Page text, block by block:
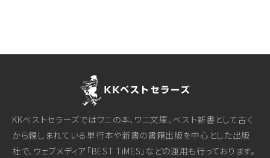
KKベストセラーズではワニの本、ワニ文庫、ベスト新書として古く
から親しまれている単行本や新書の書籍出版を中心とした出版
社で、ウェブメディア「BEST TiMES」などの運用も行っております。